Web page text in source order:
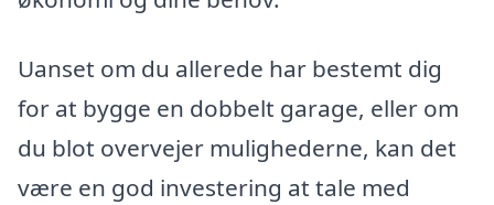
Uanset om du allerede har bestemt dig
for at bygge en dobbelt garage, eller om
du blot overvejer mulighederne, kan det
være en god investering at tale med